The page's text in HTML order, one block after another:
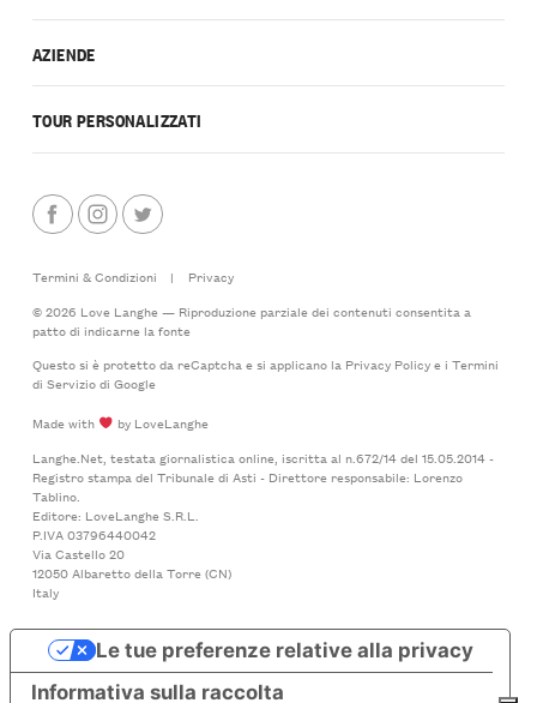
AZIENDE
TOUR PERSONALIZZATI
Termini & Condizioni |
Privacy
© 2026 Love Langhe — Riproduzione parziale dei contenuti consentita a
patto di indicarne la fonte
Questo si è protetto da reCaptcha e si applicano la Privacy Policye i Termini
di Serviziodi Google
Made with
by LoveLanghe
Langhe.Net, testata giornalistica online, iscritta al n.672/14 del 15.05.2014 -
Registro stampa del Tribunale di Asti - Direttore responsabile: Lorenzo
Tablino.
Editore: LoveLanghe S.R.L.
P.IVA 03796440042
Via Castello 20
12050 Albaretto della Torre (CN)
Italy
Informativa sulla raccolta
Le tue preferenze relative alla privacy